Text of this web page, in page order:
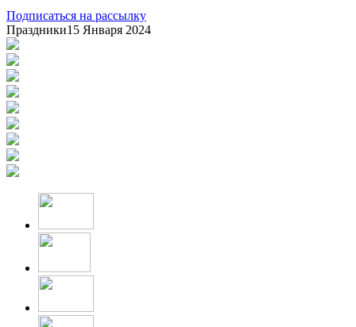
Подписаться на рассылку
Праздники15 Января 2024